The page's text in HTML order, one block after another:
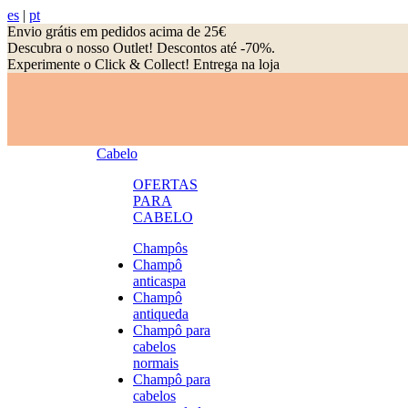
es | pt
Envio grátis em pedidos acima de 25€
Descubra o nosso Outlet! Descontos até -70%.
Experimente o Click & Collect! Entrega na loja
Cabelo
OFERTAS
PARA
CABELO
Champôs
Champô
anticaspa
Champô
antiqueda
Champô para
cabelos
normais
Champô para
cabelos